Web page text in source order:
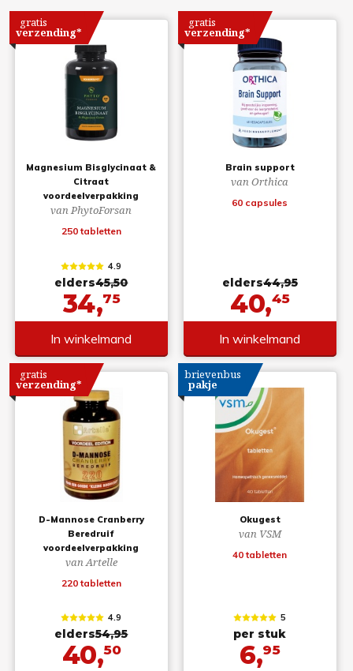
Magnesium Bisglycinaat &
Citraat
voordeelverpakking
van PhytoForsan
250 tabletten
gratis
verzending*
4.9
elders45,50
34,75
In winkelmand
Brain support
van Orthica
60 capsules
gratis
verzending*
elders44,95
40,45
In winkelmand
D-Mannose Cranberry
Beredruif
voordeelverpakking
van Artelle
220 tabletten
gratis
verzending*
4.9
elders54,95
40,50
Okugest
van VSM
40 tabletten
brievenbus
pakje
5
per stuk
6,95